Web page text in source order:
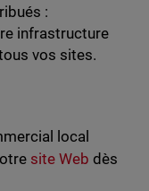
:
infrastructure
vos sites.
local
site Web dès